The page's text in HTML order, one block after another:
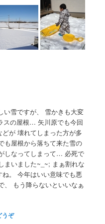
い雪ですが、 雪かきも大変
スの屋根… 矢川原でも今回
が 壊れてしまった方が多
も屋根から落ちて来た雪の
しなってしまって… 必死で
まいました~_~; まぁ割れな
。 今年はいい意味でも悪
、 もう降らないといいなぁ
うぞ